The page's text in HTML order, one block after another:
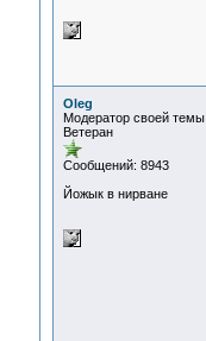
Oleg
Модератор своей темы
Ветеран
Сообщений: 8943
Йожык в нирване